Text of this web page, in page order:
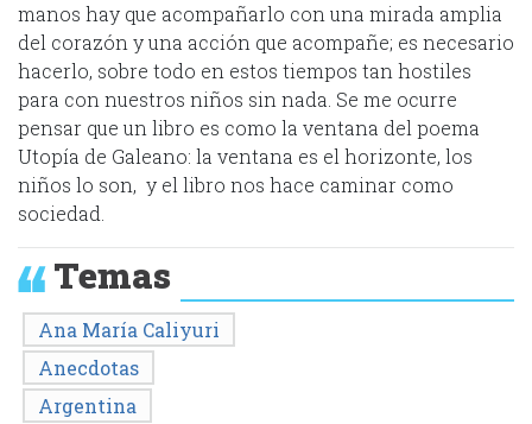
manos hay que acompañarlo con una mirada amplia
del corazón y una acción que acompañe; es necesario
hacerlo, sobre todo en estos tiempos tan hostiles
para con nuestros niños sin nada. Se me ocurre
pensar que un libro es como la ventana del poema
Utopía de Galeano: la ventana es el horizonte, los
niños lo son, y el libro nos hace caminar como
sociedad.
Temas
Ana María Caliyuri
Anecdotas
Argentina